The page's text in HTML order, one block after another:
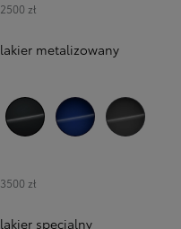
2500 zł
lakier metalizowany
3500 zł
lakier specjalny